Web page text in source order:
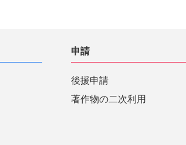
申請
後援申請
著作物の二次利用